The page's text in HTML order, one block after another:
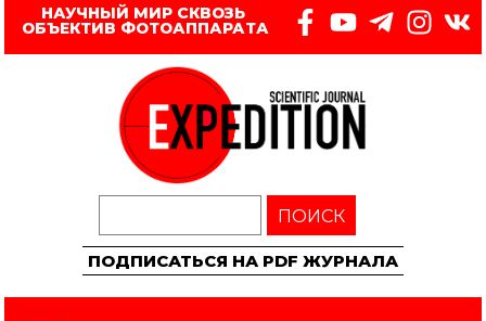
НАУЧНЫЙ МИР СКВОЗЬ
ОБЪЕКТИВ ФОТОАППАРАТА
ПОИСК
ПОДПИСАТЬСЯ НА PDF ЖУРНАЛА